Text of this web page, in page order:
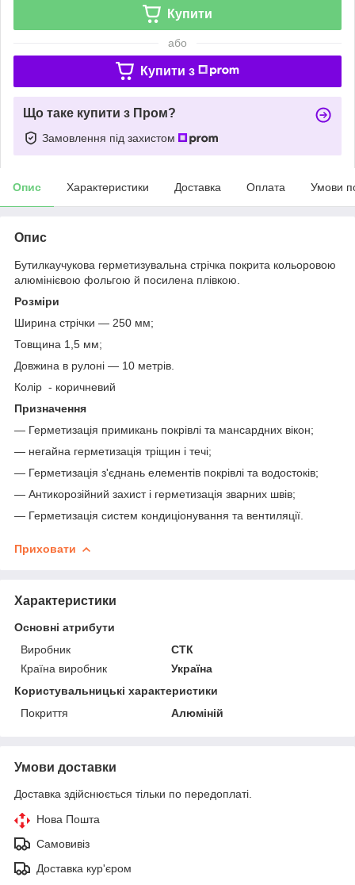
Купити
або
Купити з
Що таке купити з Пром?
Замовлення під захистом
Опис Характеристики Доставка Оплата Умови
Опис
Бутилкаучукова герметизувальна стрічка покрита кольоровою
алюмінієвою фольгою й посилена плівкою.
Розміри
Ширина стрічки — 250 мм;
Товщина 1,5 мм;
Довжина в рулоні — 10 метрів.
Колір - коричневий
Призначення
— Герметизація примикань покрівлі та мансардних вікон;
— негайна герметизація тріщин і течі;
— Герметизація з'єднань елементів покрівлі та водостоків;
— Антикорозійний захист і герметизація зварних швів;
— Герметизація систем кондиціонування та вентиляції.
Приховати
Характеристики
Основні атрибути
Виробник
СТК
Країна виробник
Україна
Користувальницькі характеристики
Покриття
Алюміній
Умови доставки
Доставка здійснюється тільки по передоплаті.
Нова Пошта
Самовивіз
Доставка кур'єром